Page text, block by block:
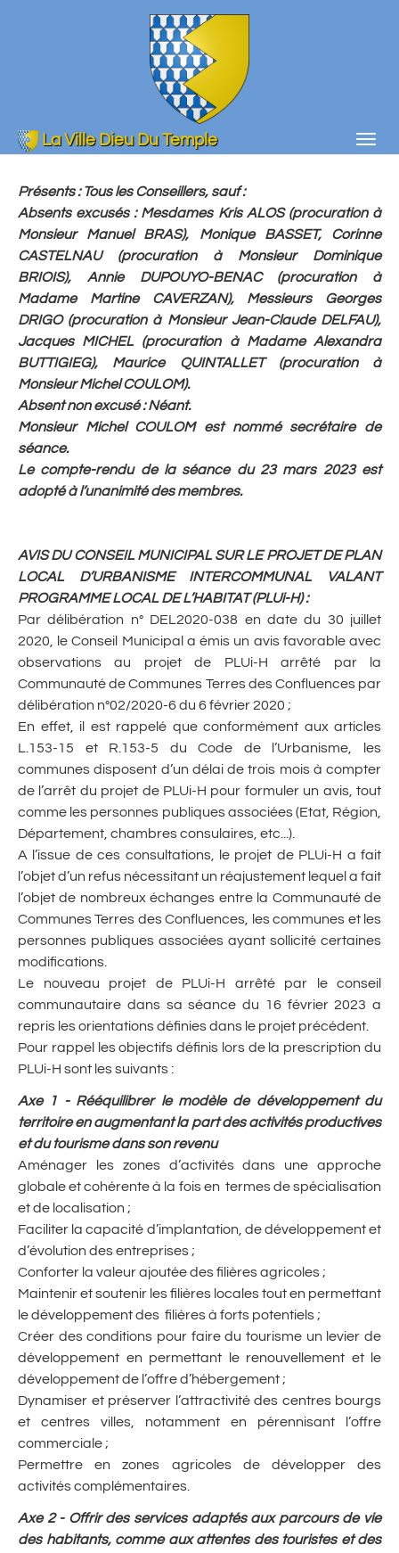
La Ville Dieu Du Temple
Présents: Tous les Conseillers, sauf :
Absents excusés : Mesdames Kris ALOS (procuration à
Monsieur Manuel BRAS), Monique BASSET, Corinne
CASTELNAU (procuration à Monsieur Dominique
BRIOIS), Annie DUPOUYO-BENAC (procuration à
Madame Martine CAVERZAN), Messieurs Georges
DRIGO (procuration à Monsieur Jean-Claude DELFAU),
Jacques MICHEL (procuration à Madame Alexandra
BUTTIGIEG), Maurice QUINTALLET (procuration à
Monsieur Michel COULOM).
Absent non excusé : Néant.
Monsieur Michel COULOM est nommé secrétaire de
séance.
Le compte-rendu de la séance du 23 mars 2023 est
adopté à l’unanimité des membres.
AVIS DU CONSEIL MUNICIPAL SUR LE PROJET DE PLAN
LOCAL D’URBANISME INTERCOMMUNAL VALANT
PROGRAMME LOCAL DE L’HABITAT (PLUi-H):
Par délibération n° DEL2020-038 en date du 30 juillet
2020, le Conseil Municipal a émis un avis favorable avec
observations au projet de PLUi-H arrêté par la
Communauté de Communes Terres des Confluences par
délibération n°02/2020-6 du 6 février 2020 ;
En effet, il est rappelé que conformément aux articles
L.153-15 et R.153-5 du Code de l’Urbanisme, les
communes disposent d’un délai de trois mois à compter
de l’arrêt du projet de PLUi-H pour formuler un avis, tout
comme les personnes publiques associées (Etat, Région,
Département, chambres consulaires, etc...).
A l’issue de ces consultations, le projet de PLUi-H a fait
l’objet d’un refus nécessitant un réajustement lequel a fait
l’objet de nombreux échanges entre la Communauté de
Communes Terres des Confluences, les communes et les
personnes publiques associées ayant sollicité certaines
modifications.
Le nouveau projet de PLUi-H arrêté par le conseil
communautaire dans sa séance du 16 février 2023 a
repris les orientations définies dans le projet précédent.
Pour rappel les objectifs définis lors de la prescription du
PLUi-H sont les suivants :
Axe 1 - Rééquilibrer le modèle de développement du
territoire en augmentant la part des activités productives
et du tourisme dans son revenu
Aménager les zones d’activités dans une approche
globale et cohérente à la fois en termes de spécialisation
et de localisation ;
Faciliter la capacité d’implantation, de développement et
d’évolution des entreprises ;
Conforter la valeur ajoutée des filières agricoles ;
Maintenir et soutenir les filières locales tout en permettant
le développement des filières à forts potentiels ;
Créer des conditions pour faire du tourisme un levier de
développement en permettant le renouvellement et le
développement de l’offre d’hébergement ;
Dynamiser et préserver l’attractivité des centres bourgs
et centres villes, notamment en pérennisant l’offre
commerciale ;
Permettre en zones agricoles de développer des
activités complémentaires.
Axe 2 - Offrir des services adaptés aux parcours de vie
des habitants, comme aux attentes des touristes et des